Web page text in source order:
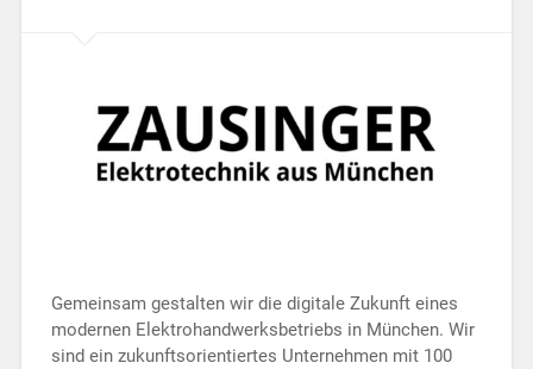
Gemeinsam gestalten wir die digitale Zukunft eines
modernen Elektrohandwerksbetriebs in München. Wir
sind ein zukunftsorientiertes Unternehmen mit 100